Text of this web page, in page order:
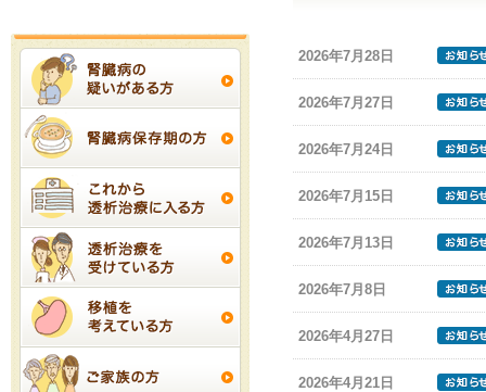
2026年7月28日
2026年7月27日
2026年7月24日
2026年7月15日
2026年7月13日
2026年7月8日
2026年4月27日
2026年4月21日